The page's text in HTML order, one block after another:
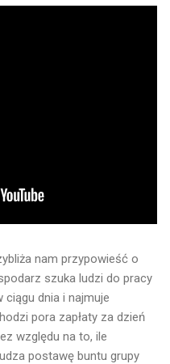
nam przypowieść o
szuka ludzi do pracy
ciągu dnia i najmuje
pora zapłaty za dzień
względu na to, ile
postawę buntu grupy